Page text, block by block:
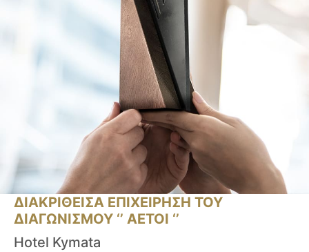
ΔΙΑΚΡΙΘΕΙΣΑ ΕΠΙΧΕΙΡΗΣΗ ΤΟΥ
ΔΙΑΓΩΝΙΣΜΟΥ ‘’ ΑΕΤΟΙ ‘’
Hotel Kymata